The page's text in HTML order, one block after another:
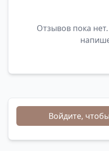
Отзывов пока
Войдите,